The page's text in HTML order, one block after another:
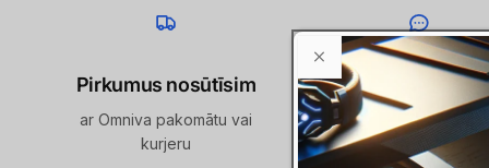
Pirkumus nosūtīsim
ar Omniva pakomātu vai
kurjeru
Esam
info @ raidersraitis . lv /
674 / online lapas